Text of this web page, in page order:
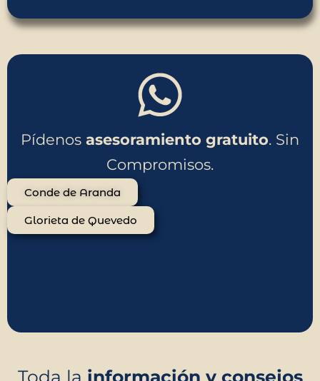
Pídenos asesoramiento gratuito. Sin
Compromisos.
Conde de Aranda
Glorieta de Quevedo